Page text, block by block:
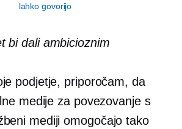
lahko govorijo
bi dali ambicioznim
podjetje, priporočam, da
medije za povezovanje s
mediji omogočajo tako